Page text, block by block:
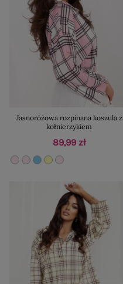
Jasnoróżowa rozpinana koszula z
kołnierzykiem
89,99 zł